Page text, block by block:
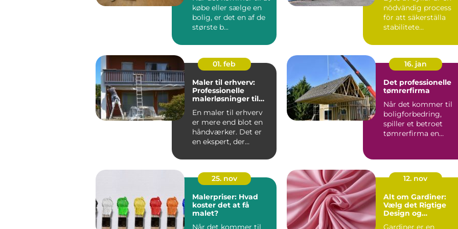
købe eller sælge en
bolig, er det en af de
største b...
nödvändig process
för att säkerställa
stabilitete...
01. feb
Maler til erhverv:
Professionelle
malerløsninger til
En maler til erhverv
er mere end blot en
håndværker. Det er
en ekspert, der
16. jan
Det professionelle
tømrerfirma
Når det kommer til
boligforbedring,
spiller et betroet
tømrerfirma en
25. nov
Malerpriser: Hvad
koster det at få
malet?
Når det kommer til
12. nov
Alt om Gardiner:
Vælg det Rigtige
Design og
Gardiner er en